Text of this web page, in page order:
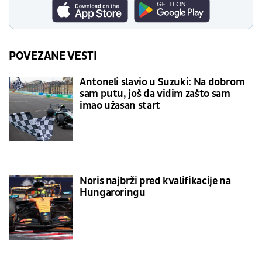
POVEZANE VESTI
Antoneli slavio u Suzuki: Na dobrom
sam putu, još da vidim zašto sam
imao užasan start
Noris najbrži pred kvalifikacije na
Hungaroringu